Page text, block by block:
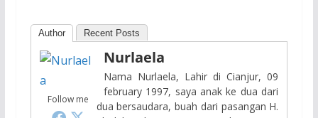
Author Recent Posts
Follow me
Nurlaela
Nama Nurlaela, Lahir di Cianjur, 09
february 1997, saya anak ke dua dari
dua bersaudara, buah dari pasangan H.